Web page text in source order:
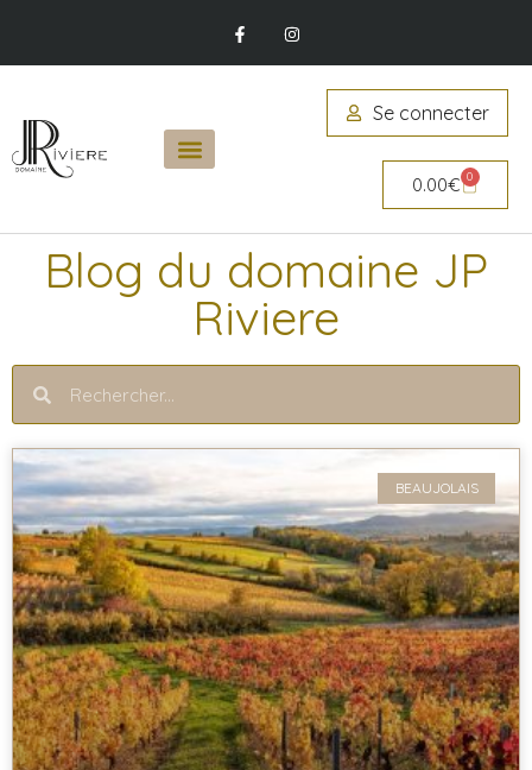
Se connecter
0.00€ 0
Blog du domaine JP
Riviere
BEAUJOLAIS